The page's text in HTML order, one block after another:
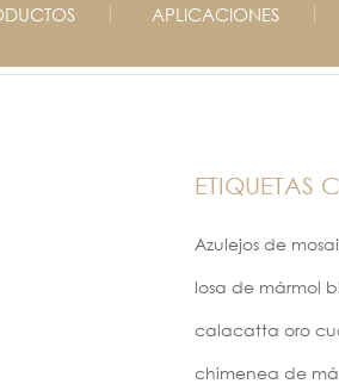
APLICACIONES
ETIQUETAS
Azulejos de
losa de mármol
calacatta oro
chimenea de